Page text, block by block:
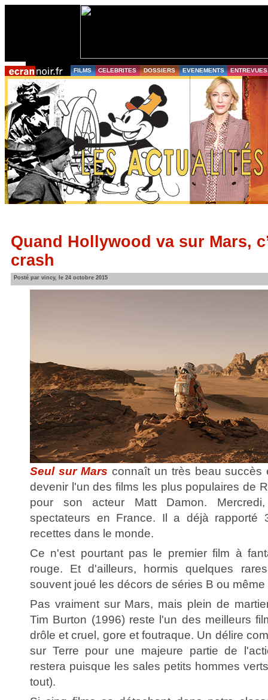
FILMS CELEBRITES DOSSIERS EVENEMENTS ENTREVUES
Quand Hollywood va sur Mars,
crash
Posté par vincy, le 24 octobre 2015
Seul sur Mars connaît un très beau succès
devenir l'un des films les plus populaires de
pour son acteur Matt Damon.
spectateurs en France. Il a déjà rapporté
recettes dans le monde.
Ce n'est pourtant pas le premier film à
rouge. Et d'ailleurs, hormis quelques
souvent joué les décors de séries B ou
Pas vraiment sur Mars, mais plein de
Tim Burton (1996) reste l'un des meilleurs
drôle et cruel, gore et foutraque. Un délire
sur Terre pour une majeure partie de
restera puisque les sales petits hommes
tout).